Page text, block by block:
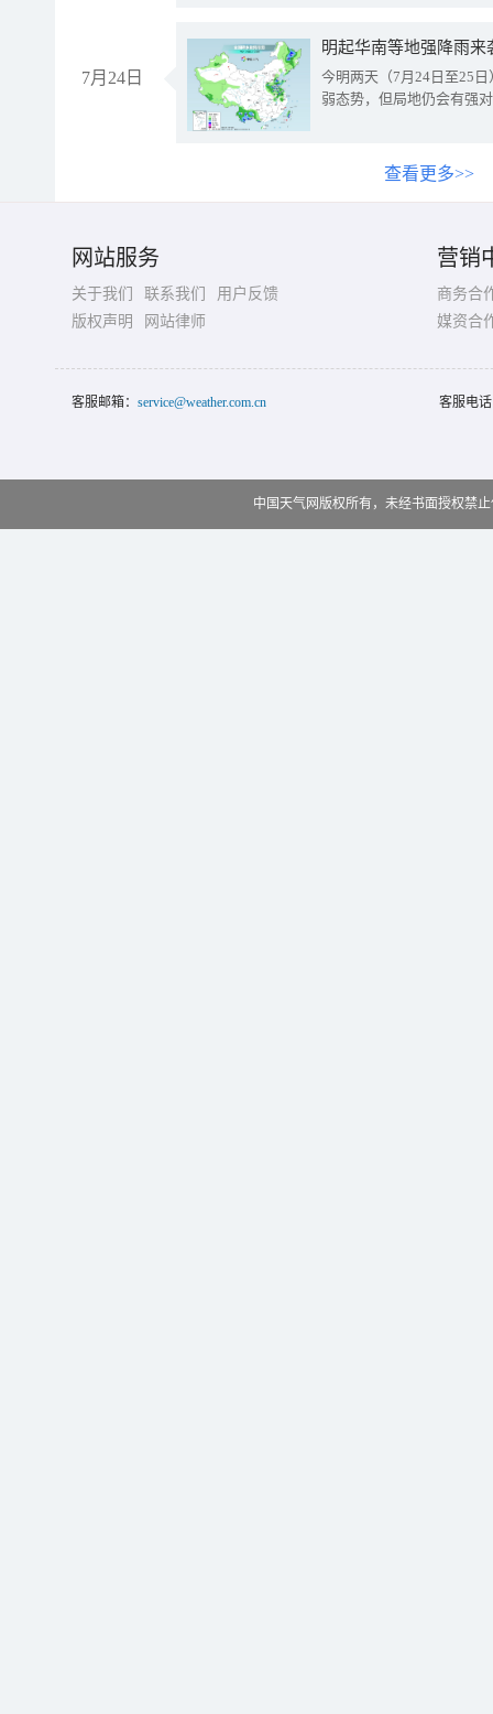
7月24日
明起华南等地强降雨
今明两天（7月24日至25
弱态势，但局地仍会有强
查看更多>>
网站服务
关于我们 联系我们
用户反馈
版权声明
网站律师
营销
商务合
媒资合
客服邮箱： service@weather.com.cn 客服电
中国天气网版权所有，未经书面授权